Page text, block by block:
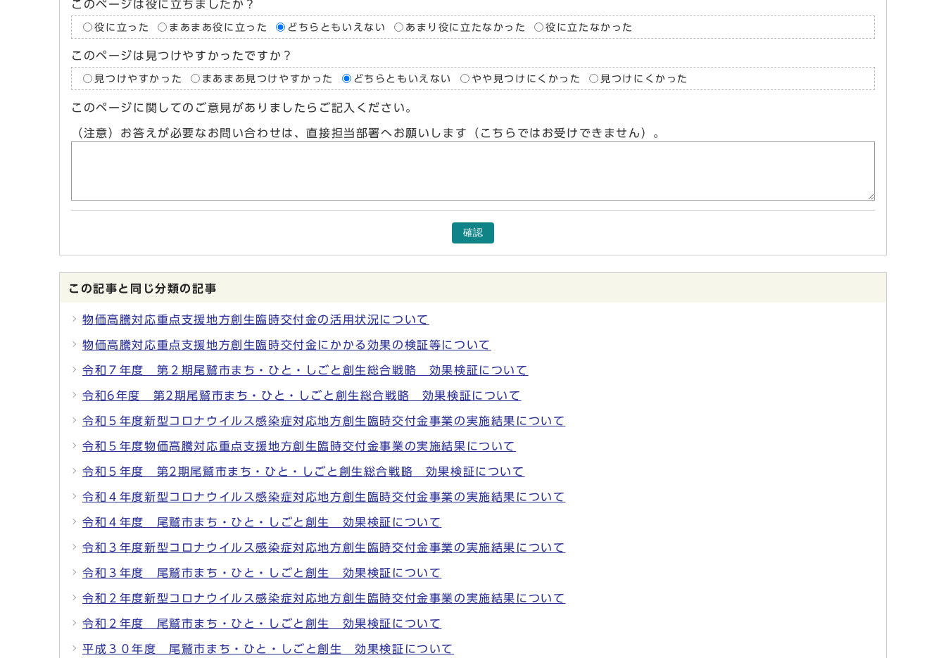
このページは役に立ちましたか？
役に立った まあまあ役に立った どちらともいえない あまり役に立たなかった 役に立たなかった
このページは見つけやすかったですか？
見つけやすかった まあまあ見つけやすかった どちらともいえない やや見つけにくかった 見つけにくかった
このページに関してのご意見がありましたらご記入ください。
（注意）お答えが必要なお問い合わせは、直接担当部署へお願いします（こちらではお受けできません）。
確認
この記事と同じ分類の記事
物価高騰対応重点支援地方創生臨時交付金の活用状況について
物価高騰対応重点支援地方創生臨時交付金にかかる効果の検証等について
令和７年度 第２期尾鷲市まち・ひと・しごと創生総合戦略 効果検証について
令和6年度 第2期尾鷲市まち・ひと・しごと創生総合戦略 効果検証について
令和５年度新型コロナウイルス感染症対応地方創生臨時交付金事業の実施結果について
令和５年度物価高騰対応重点支援地方創生臨時交付金事業の実施結果について
令和５年度 第2期尾鷲市まち・ひと・しごと創生総合戦略 効果検証について
令和４年度新型コロナウイルス感染症対応地方創生臨時交付金事業の実施結果について
令和４年度 尾鷲市まち・ひと・しごと創生 効果検証について
令和３年度新型コロナウイルス感染症対応地方創生臨時交付金事業の実施結果について
令和３年度 尾鷲市まち・ひと・しごと創生 効果検証について
令和２年度新型コロナウイルス感染症対応地方創生臨時交付金事業の実施結果について
令和２年度 尾鷲市まち・ひと・しごと創生 効果検証について
平成３０年度 尾鷲市まち・ひと・しごと創生 効果検証について